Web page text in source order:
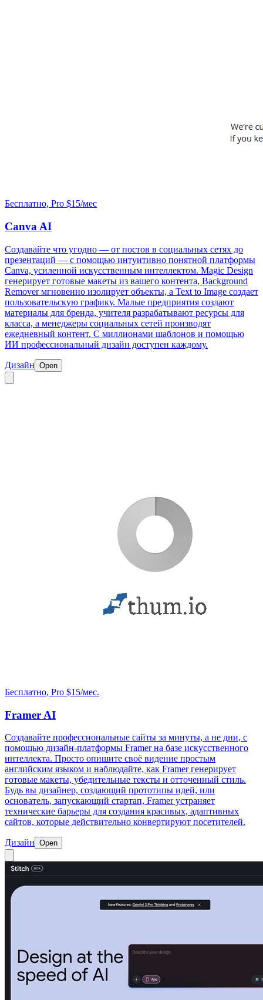
Бесплатно, Pro $15/мес
Canva AI
Создавайте что угодно — от постов в социальных сетях до
презентаций — с помощью интуитивно понятной платформы
Canva, усиленной искусственным интеллектом. Magic Design
генерирует готовые макеты из вашего контента, Background
Remover мгновенно изолирует объекты, а Text to Image создает
пользовательскую графику. Малые предприятия создают
материалы для бренда, учителя разрабатывают ресурсы для
класса, а менеджеры социальных сетей производят
ежедневный контент. С миллионами шаблонов и помощью
ИИ профессиональный дизайн доступен каждому.
Дизайн Open
Бесплатно, Pro $15/мес.
Framer AI
Создавайте профессиональные сайты за минуты, а не дни, с
помощью дизайн-платформы Framer на базе искусственного
интеллекта. Просто опишите своё видение простым
английским языком и наблюдайте, как Framer генерирует
готовые макеты, убедительные тексты и отточенный стиль.
Будь вы дизайнер, создающий прототипы идей, или
основатель, запускающий стартап, Framer устраняет
технические барьеры для создания красивых, адаптивных
сайтов, которые действительно конвертируют посетителей.
Дизайн Open